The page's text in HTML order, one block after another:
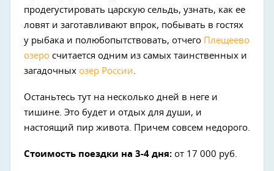
продегустировать царскую сельдь, узнать, как ее
ловят и заготавливают впрок, побывать в гостях
у рыбака и полюбопытствовать, отчего Плещеево
озеро считается одним из самых таинственных и
загадочных озер России
Останьтесь тут на несколько дней в неге и
тишине. Это будет и отдых для души, и
настоящий пир живота. Причем совсем недорого.
Стоимость поездки на 3-4 дня: от 17 000 руб.